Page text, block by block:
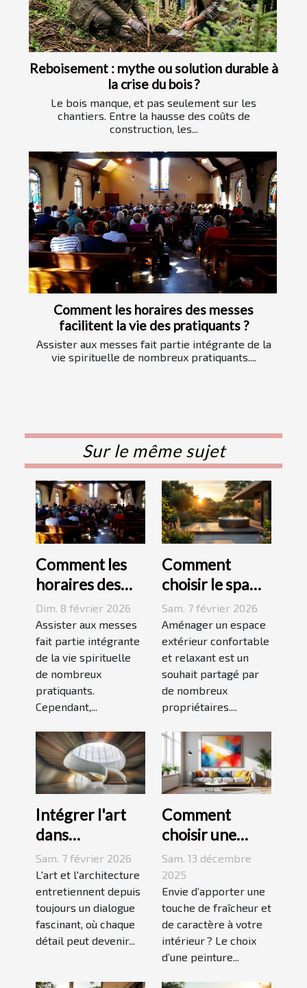
Reboisement : mythe ou solution durable à
la crise du bois ?
Le bois manque, et pas seulement sur les
chantiers. Entre la hausse des coûts de
construction, les...
Comment les horaires des messes
facilitent la vie des pratiquants ?
Assister aux messes fait partie intégrante de la
vie spirituelle de nombreux pratiquants....
Sur le même sujet
Comment les
horaires des
messes
facilitent la vie
des pratiquants
?
Dim. 8 février 2026
Assister aux messes
fait partie intégrante
de la vie spirituelle
de nombreux
pratiquants.
Cependant,...
Comment
choisir le spa
idéal pour
votre espace
extérieur ?
Sam. 7 février 2026
Aménager un espace
extérieur confortable
et relaxant est un
souhait partagé par
de nombreux
propriétaires....
Intégrer l'art
dans
l'architecture :
escaliers
comme moyen
d'expression
Sam. 7 février 2026
L'art et l'architecture
entretiennent depuis
toujours un dialogue
fascinant, où chaque
détail peut devenir...
Comment
choisir une
peinture
moderne pour
dynamiser
votre espace ?
Sam. 13 décembre
2025
Envie d’apporter une
touche de fraîcheur et
de caractère à votre
intérieur ? Le choix
d’une peinture...